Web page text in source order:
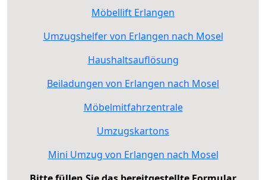
Möbellift Erlangen
Umzugshelfer von Erlangen nach Mosel
Haushaltsauflösung
Beiladungen von Erlangen nach Mosel
Möbelmitfahrzentrale
Umzugskartons
Mini Umzug von Erlangen nach Mosel